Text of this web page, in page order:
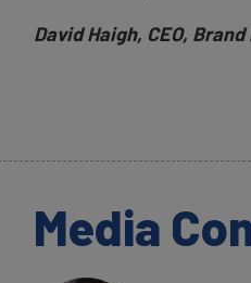
David Haigh, CEO,
Media